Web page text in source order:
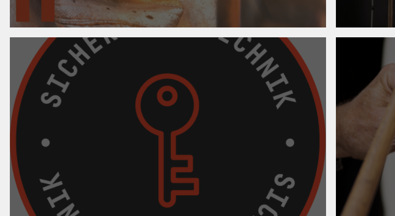
09. April 2024
Mein Aufsperrdienst - Hotline und App
gegen unseriöse Anbieter!
09.